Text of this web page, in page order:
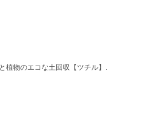
植物のエコな土回収【ツチル】.